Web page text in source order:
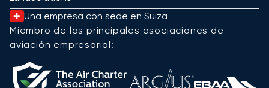
Una empresa con sede en Suiza
Miembro de las principales asociaciones de
aviación empresarial: